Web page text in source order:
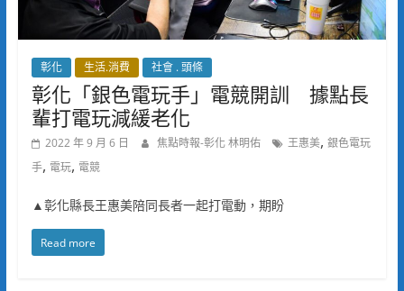
彰化 生活.消費 社會 . 頭條
彰化「銀色電玩手」電競開訓 據點長
輩打電玩減緩老化
2022 年 9 月 6 日 焦點時報-彰化 林明佑 王惠美, 銀色電玩
手, 電玩, 電競
▲彰化縣長王惠美陪同長者一起打電動，期盼
Read more